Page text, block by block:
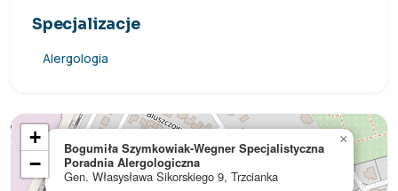
Specjalizacje
Alergologia
Bogumiła Szymkowiak-Wegner Specjalistyczna
Poradnia Alergologiczna
Gen. Własysława Sikorskiego 9, Trzcianka
×
+
−